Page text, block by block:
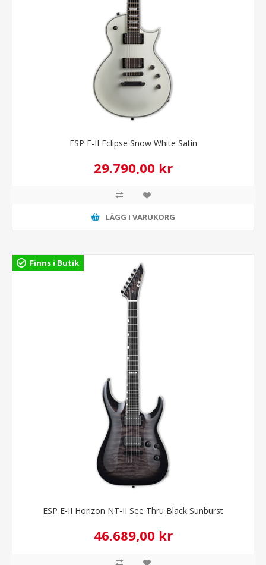
ESP E-II Eclipse Snow White Satin
29.790,00 kr
LÄGG I VARUKORG
Finns i Butik
ESP E-II Horizon NT-II See Thru Black Sunburst
46.689,00 kr